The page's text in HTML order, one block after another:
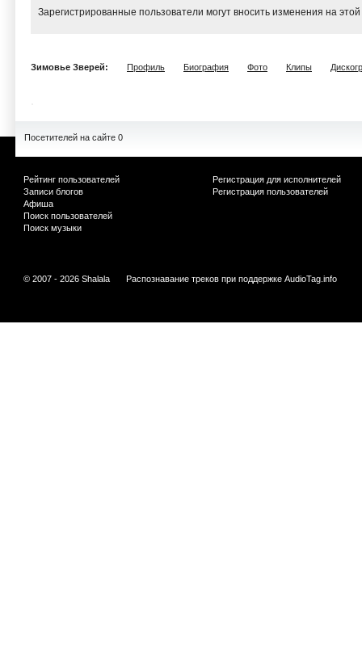
Зарегистрированные пользователи могут вносить изменения на
Зимовье Зверей: Профиль Биография Фото Клипы
Посетителей на сайте 0
Рейтинг пользователей
Записи блогов
Афиша
Поиск пользователей
Поиск музыки
Регистрация для исполнителей
Регистрация пользователей
© 2007 - 2026 Shalala Распознавание треков при поддержке AudioTag.info